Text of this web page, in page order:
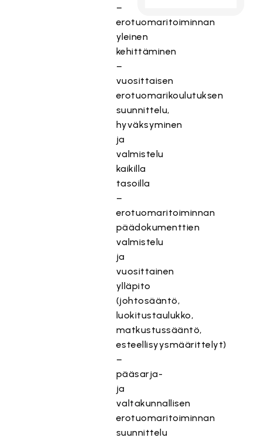
–
erotuomaritoiminnan
yleinen
kehittäminen
–
vuosittaisen
erotuomarikoulutuksen
suunnittelu,
hyväksyminen
ja
valmistelu
kaikilla
tasoilla
–
erotuomaritoiminnan
päädokumenttien
valmistelu
ja
vuosittainen
ylläpito
(johtosääntö,
luokitustaulukko,
matkustussääntö,
esteellisyysmäärittelyt)
–
pääsarja-
ja
valtakunnallisen
erotuomaritoiminnan
suunnittelu